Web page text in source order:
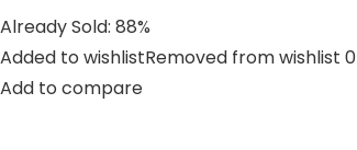
Already Sold: 88%
Added to wishlistRemoved from wishlist 0
Add to compare